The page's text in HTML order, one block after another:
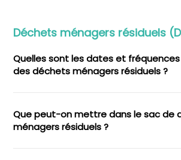
Déchets ménagers résiduels
Quelles sont les dates et
des déchets ménagers résiduels ?
Que peut-on mettre dans le sac de
ménagers résiduels ?